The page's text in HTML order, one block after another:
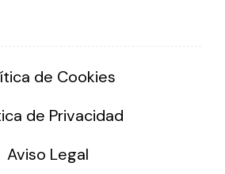
de Cookies
de Privacidad
Aviso Legal